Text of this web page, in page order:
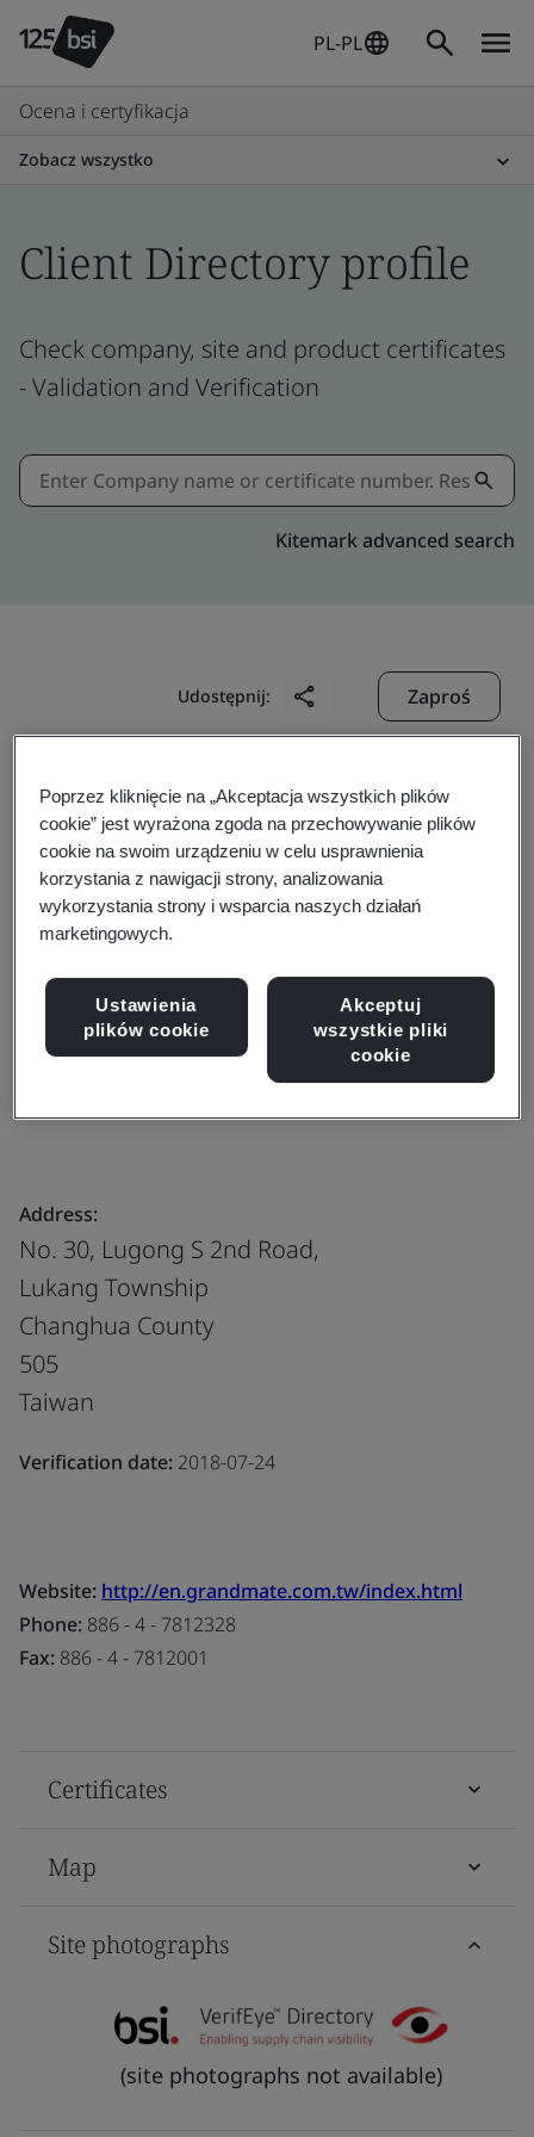
PL-PL
Ocena i certyfikacja
Zobacz wszystko
Client Directory profile
Check company, site and product certificates
- Validation and Verification
Kitemark advanced search
Udostępnij: Zaproś
GRAND MATE CO., LTD.
Business scope:The Design,Manufacture and Sell of
gas valve and gas water heater
Products, services or works:
The Design,Manufacture
Address:
No. 30, Lugong S 2nd Road,
Lukang Township
Changhua County
505
Taiwan
Verification date: 2018-07-24
Website: http://en.grandmate.com.tw/index.html
Phone: 886 - 4 - 7812328
Fax: 886 - 4 - 7812001
Certificates
Map
Site photographs
(site photographs not available)
Poprzez kliknięcie na „Akceptacja wszystkich plików
cookie” jest wyrażona zgoda na przechowywanie plików
cookie na swoim urządzeniu w celu usprawnienia
korzystania z nawigacji strony, analizowania
wykorzystania strony i wsparcia naszych działań
marketingowych.
Ustawienia
plików cookie
Akceptuj
wszystkie pliki
cookie